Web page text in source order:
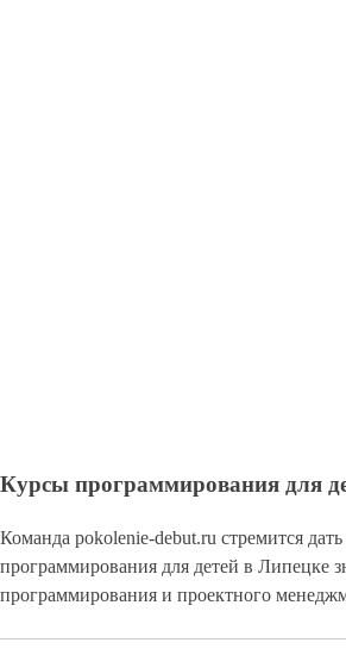
Курсы программирования для
Команда pokolenie-debut.ru стремится
программирования для детей в Липецке
программирования и проектного